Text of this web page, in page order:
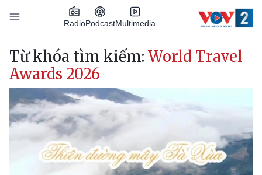
Nhảy đến nội dung
RadioPodcastMultimedia
Main navigation
Từ khóa tìm kiếm: World Travel
Awards 2026